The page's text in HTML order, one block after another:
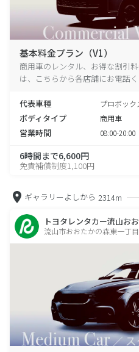
基本料金プラン（V1）
商用車のレンタル、お得な割引
は、こちらから各店舗にお電話く
代表車種 プロボック
ボディタイプ 商用車
営業時間 08:00-20:00
6時間まで6,600円
免責補償制度1,100円
ギャラリーよしから 2314m
トヨタレンタカー流山お
流山市おおたかの森東一丁